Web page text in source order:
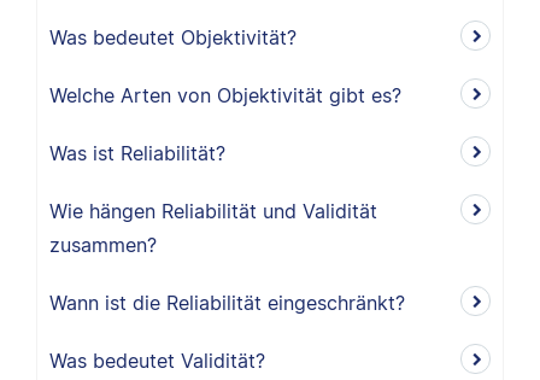
Was bedeutet Objektivität?
Welche Arten von Objektivität gibt es?
Was ist Reliabilität?
Wie hängen Reliabilität und Validität
zusammen?
Wann ist die Reliabilität eingeschränkt?
Was bedeutet Validität?